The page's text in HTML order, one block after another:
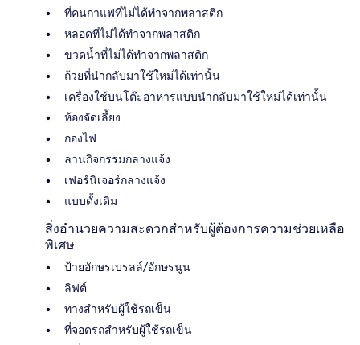
ที่คนกาแฟที่ไม่ได้ทำจากพลาสติก
หลอดที่ไม่ได้ทำจากพลาสติก
ขวดน้ำที่ไม่ได้ทำจากพลาสติก
ถ้วยที่นำกลับมาใช้ใหม่ได้เท่านั้น
เครื่องใช้บนโต๊ะอาหารแบบนำกลับมาใช้ใหม่ได้เท่านั้น
ห้องจัดเลี้ยง
กองไฟ
ลานกิจกรรมกลางแจ้ง
เฟอร์นิเจอร์กลางแจ้ง
แบบดั้งเดิม
สิ่งอำนวยความสะดวกสำหรับผู้ต้องการความช่วยเหลือ
พิเศษ
ป้ายอักษรเบรลล์/อักษรนูน
ลิฟต์
ทางสำหรับผู้ใช้รถเข็น
ที่จอดรถสำหรับผู้ใช้รถเข็น